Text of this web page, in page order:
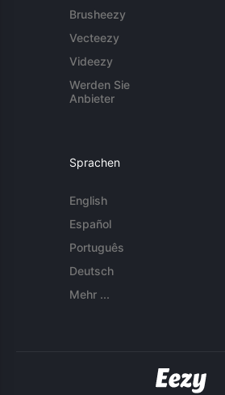
Brusheezy
Vecteezy
Videezy
Werden Sie
Anbieter
Sprachen
English
Español
Português
Deutsch
Mehr ...